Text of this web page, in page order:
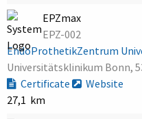
EPZmax
EPZ-002
EndoProthetikZentrum
Universitätsklinikum Bonn,
Certificate
Website
27,1 km